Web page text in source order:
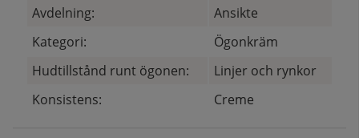
Avdelning:
Ansikte
Kategori:
Ögonkräm
Hudtillstånd runt ögonen:
Linjer och rynkor
Konsistens:
Creme